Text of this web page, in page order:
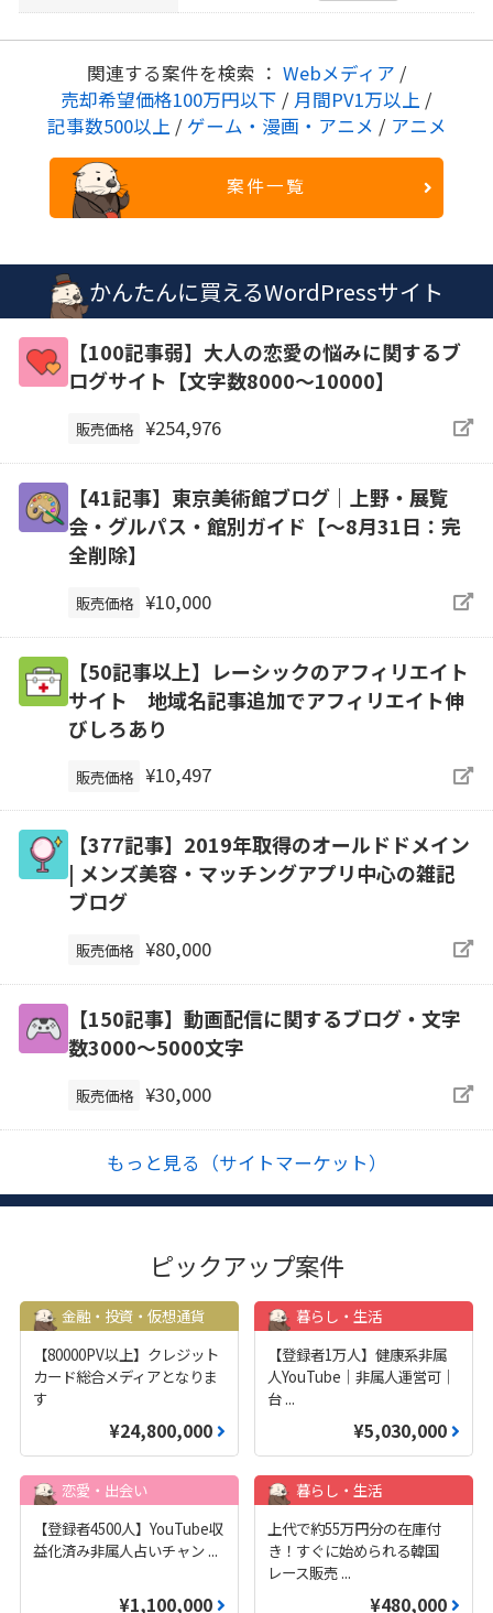
関連する案件を検索 ： Webメディア /
売却希望価格100万円以下 / 月間PV1万以上 /
記事数500以上 / ゲーム・漫画・アニメ / アニメ
案件一覧
かんたんに買えるWordPressサイト
【100記事弱】大人の恋愛の悩みに関するブ
ログサイト【文字数8000〜10000】
販売価格 ¥254,976
【41記事】東京美術館ブログ｜上野・展覧
会・グルパス・館別ガイド【～8月31日：完
全削除】
販売価格 ¥10,000
【50記事以上】レーシックのアフィリエイト
サイト 地域名記事追加でアフィリエイト伸
びしろあり
販売価格 ¥10,497
【377記事】2019年取得のオールドドメイン
| メンズ美容・マッチングアプリ中心の雑記
ブログ
販売価格 ¥80,000
【150記事】動画配信に関するブログ・文字
数3000～5000文字
販売価格 ¥30,000
もっと見る（サイトマーケット）
ピックアップ案件
金融・投資・仮想通貨
【80000PV以上】クレジット
カード総合メディアとなりま
す
¥24,800,000
暮らし・生活
【登録者1万人】健康系非属
人YouTube｜非属人運営可｜
台 ...
¥5,030,000
恋愛・出会い
【登録者4500人】YouTube収
益化済み非属人占いチャン ...
¥1,100,000
暮らし・生活
上代で約55万円分の在庫付
き！すぐに始められる韓国
レース販売 ...
¥480,000